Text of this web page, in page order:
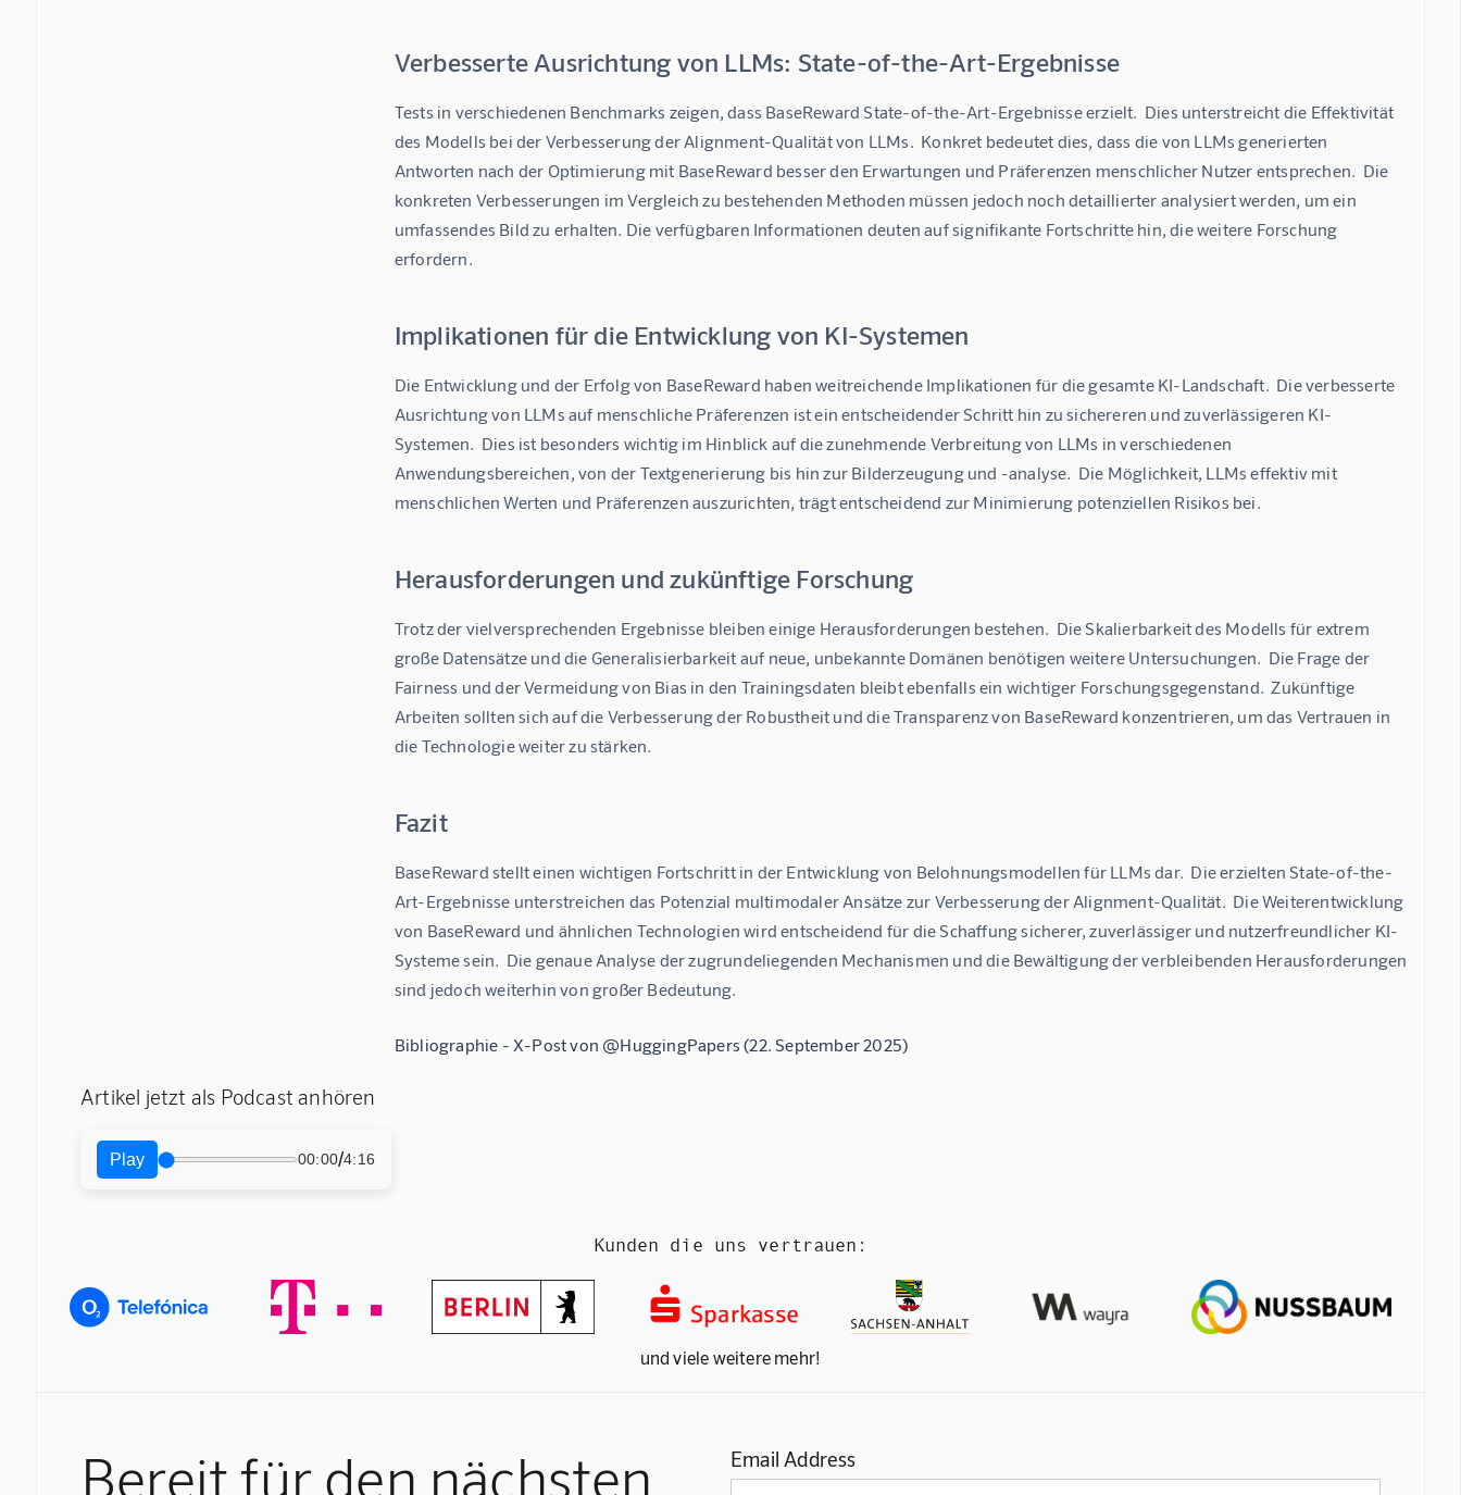
Verbesserte Ausrichtung von LLMs: State-of-the-Art-Ergebnisse
Tests in verschiedenen Benchmarks zeigen, dass BaseReward State-of-the-Art-Ergebnisse erzielt.  Dies unterstreicht die Effektivität
des Modells bei der Verbesserung der Alignment-Qualität von LLMs.  Konkret bedeutet dies, dass die von LLMs generierten
Antworten nach der Optimierung mit BaseReward besser den Erwartungen und Präferenzen menschlicher Nutzer entsprechen.  Die
konkreten Verbesserungen im Vergleich zu bestehenden Methoden müssen jedoch noch detaillierter analysiert werden, um ein
umfassendes Bild zu erhalten. Die verfügbaren Informationen deuten auf signifikante Fortschritte hin, die weitere Forschung
erfordern.
Implikationen für die Entwicklung von KI-Systemen
Die Entwicklung und der Erfolg von BaseReward haben weitreichende Implikationen für die gesamte KI-Landschaft.  Die verbesserte
Ausrichtung von LLMs auf menschliche Präferenzen ist ein entscheidender Schritt hin zu sichereren und zuverlässigeren KI-
Systemen.  Dies ist besonders wichtig im Hinblick auf die zunehmende Verbreitung von LLMs in verschiedenen
Anwendungsbereichen, von der Textgenerierung bis hin zur Bilderzeugung und -analyse.  Die Möglichkeit, LLMs effektiv mit
menschlichen Werten und Präferenzen auszurichten, trägt entscheidend zur Minimierung potenziellen Risikos bei.
Herausforderungen und zukünftige Forschung
Trotz der vielversprechenden Ergebnisse bleiben einige Herausforderungen bestehen.  Die Skalierbarkeit des Modells für extrem
große Datensätze und die Generalisierbarkeit auf neue, unbekannte Domänen benötigen weitere Untersuchungen.  Die Frage der
Fairness und der Vermeidung von Bias in den Trainingsdaten bleibt ebenfalls ein wichtiger Forschungsgegenstand.  Zukünftige
Arbeiten sollten sich auf die Verbesserung der Robustheit und die Transparenz von BaseReward konzentrieren, um das Vertrauen in
die Technologie weiter zu stärken.
Fazit
BaseReward stellt einen wichtigen Fortschritt in der Entwicklung von Belohnungsmodellen für LLMs dar.  Die erzielten State-of-the-
Art-Ergebnisse unterstreichen das Potenzial multimodaler Ansätze zur Verbesserung der Alignment-Qualität.  Die Weiterentwicklung
von BaseReward und ähnlichen Technologien wird entscheidend für die Schaffung sicherer, zuverlässiger und nutzerfreundlicher KI-
Systeme sein.  Die genaue Analyse der zugrundeliegenden Mechanismen und die Bewältigung der verbleibenden Herausforderungen
sind jedoch weiterhin von großer Bedeutung.
Bibliographie - X-Post von @HuggingPapers (22. September 2025)
Artikel jetzt als Podcast anhören
Play 00:00/4:16
Kunden die uns vertrauen:
und viele weitere mehr!
Bereit für den nächsten Email Address